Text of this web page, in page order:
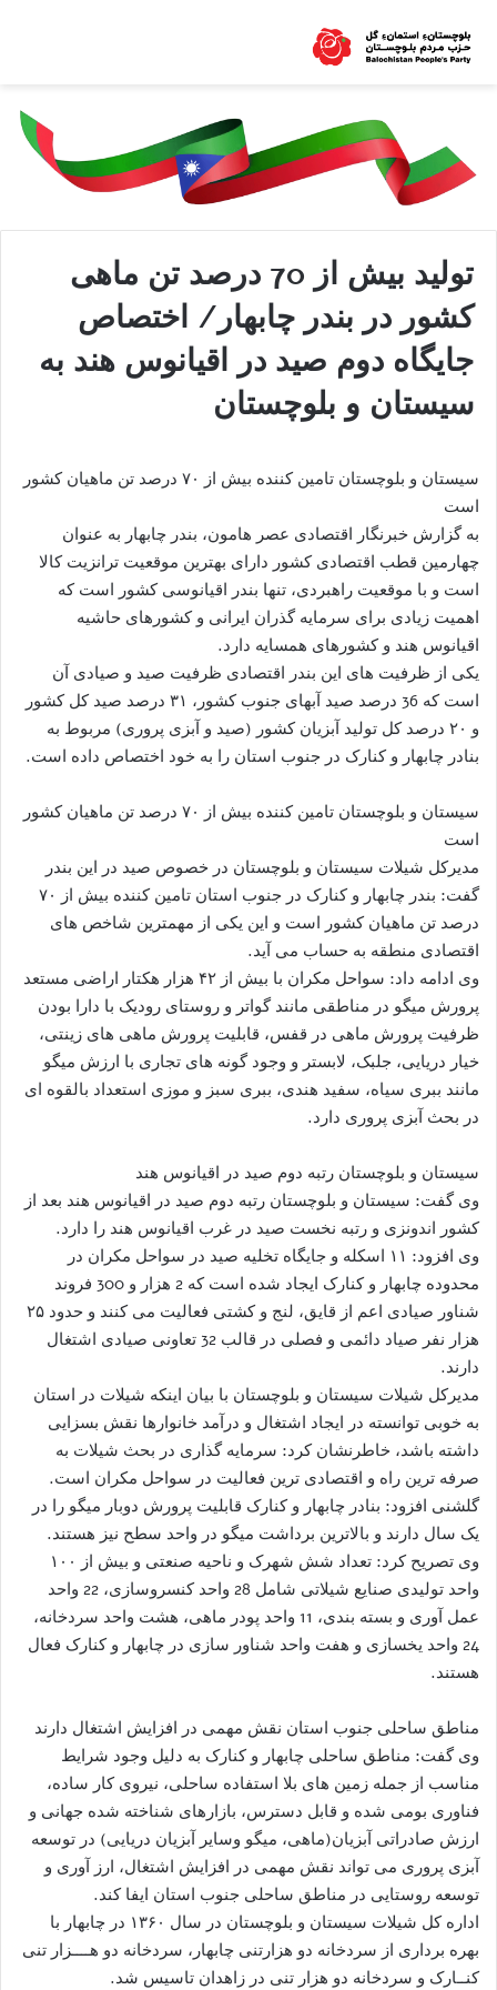
تولید بیش از 70 درصد تن ماهی
کشور در بندر چابهار/ اختصاص
جایگاه دوم صید در اقیانوس هند به
سیستان و بلوچستان
سیستان و بلوچستان تامین کننده بیش از ۷۰ درصد تن ماهیان کشور
است
به گزارش خبرنگار اقتصادی عصر هامون، بندر چابهار به عنوان
چهارمین قطب اقتصادی کشور دارای بهترین موقعیت ترانزیت کالا
است و با موقعیت راهبردی، تنها بندر اقیانوسی کشور است که
اهمیت زیادی برای سرمایه گذران ایرانی و کشورهای حاشیه
اقیانوس هند و کشورهای همسایه دارد.
یکی از ظرفیت های این بندر اقتصادی ظرفیت صید و صیادی آن
است که 36 درصد صید آبهای جنوب کشور، ۳۱ درصد صید کل کشور
و ۲۰ درصد کل تولید آبزیان کشور (صید و آبزی پروری) مربوط به
بنادر چابهار و کنارک در جنوب استان را به خود اختصاص داده است.
سیستان و بلوچستان تامین کننده بیش از ۷۰ درصد تن ماهیان کشور
است
مدیرکل شیلات سیستان و بلوچستان در خصوص صید در این بندر
گفت: بندر چابهار و کنارک در جنوب استان تامین کننده بیش از ۷۰
درصد تن ماهیان کشور است و این یکی از مهمترین شاخص های
اقتصادی منطقه به حساب می آید.
وی ادامه داد: سواحل مکران با بیش از ۴۲ هزار هکتار اراضی مستعد
پرورش میگو در مناطقی مانند گواتر و روستای رودیک با دارا بودن
ظرفیت پرورش ماهی در قفس، قابلیت پرورش ماهی های زینتی،
خیار دریایی، جلبک، لابستر و وجود گونه های تجاری با ارزش میگو
مانند ببری سیاه، سفید هندی، ببری سبز و موزی استعداد بالقوه ای
در بحث آبزی پروری دارد.
سیستان و بلوچستان رتبه دوم صید در اقیانوس هند
وی گفت: سیستان و بلوچستان رتبه دوم صید در اقیانوس هند بعد از
کشور اندونزی و رتبه نخست صید در غرب اقیانوس هند را دارد.
وی افزود: ۱۱ اسکله و جایگاه تخلیه صید در سواحل مکران در
محدوده چابهار و کنارک ایجاد شده است که 2 هزار و 300 فروند
شناور صیادی اعم از قایق، لنج و کشتی فعالیت می کنند و حدود ۲۵
هزار نفر صیاد دائمی و فصلی در قالب 32 تعاونی صیادی اشتغال
دارند.
مدیرکل شیلات سیستان و بلوچستان با بیان اینکه شیلات در استان
به خوبی توانسته در ایجاد اشتغال و درآمد خانوارها نقش بسزایی
داشته باشد، خاطرنشان کرد: سرمایه گذاری در بحث شیلات به
صرفه ترین راه و اقتصادی ترین فعالیت در سواحل مکران است.
گلشنی افزود: بنادر چابهار و کنارک قابلیت پرورش دوبار میگو را در
یک سال دارند و بالاترین برداشت میگو در واحد سطح نیز هستند.
وی تصریح کرد: تعداد شش شهرک و ناحیه صنعتی و بیش از ۱۰۰
واحد تولیدی صنایع شیلاتی شامل 28 واحد کنسروسازی، 22 واحد
عمل آوری و بسته بندی، 11 واحد پودر ماهی، هشت واحد سردخانه،
24 واحد یخسازی و هفت واحد شناور سازی در چابهار و کنارک فعال
هستند.
مناطق ساحلی جنوب استان نقش مهمی در افزایش اشتغال دارند
وی گفت: مناطق ساحلی چابهار و کنارک به دلیل وجود شرایط
مناسب از جمله زمین های بلا استفاده ساحلی، نیروی کار ساده،
فناوری بومی شده و قابل دسترس، بازارهای شناخته شده جهانی و
ارزش صادراتی آبزیان(ماهی، میگو وسایر آبزیان دریایی) در توسعه
آبزی پروری می تواند نقش مهمی در افزایش اشتغال، ارز آوری و
توسعه روستایی در مناطق ساحلی جنوب استان ایفا کند.
اداره کل شیلات سیستان و بلوچستان در سال ۱۳۶۰ در چابهار با
بهره برداری از سردخانه دو هزارتنی چابهار، سردخانه دو هــــزار تنی
کنــارک و سردخانه دو هزار تنی در زاهدان تاسیس شد.